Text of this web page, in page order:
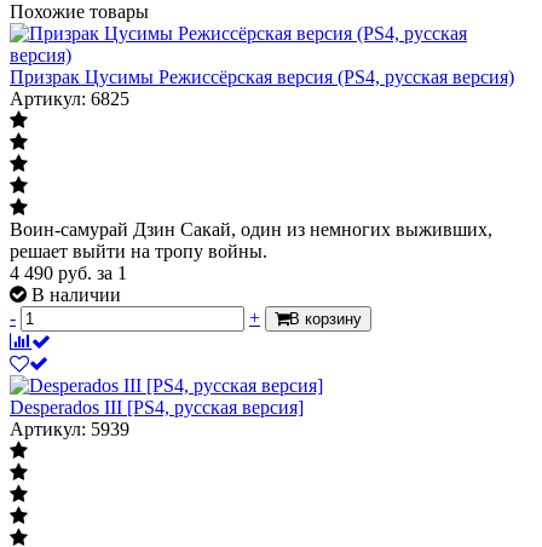
Похожие товары
Призрак Цусимы Режиссёрская версия (PS4, русская версия)
Артикул: 6825
Воин-самурай Дзин Сакай, один из немногих выживших,
решает выйти на тропу войны.
4 490 руб. за 1
В наличии
-
+ В корзину
Desperados III [PS4, русская версия]
Артикул: 5939